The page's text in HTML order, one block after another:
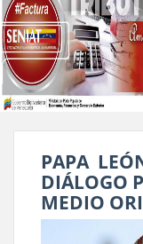
PAPA
DIÁLOGO
MEDIO